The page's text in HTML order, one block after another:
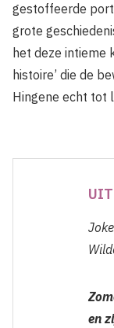
gestoffeerde
grote
het deze intieme
histoire’ die de
Hingene echt tot
UIT
en